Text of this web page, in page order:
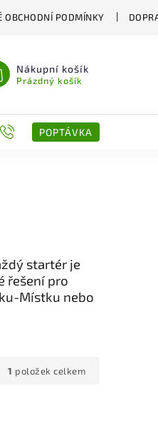
OBCHODNÍ PODMÍNKY
Nákupní košík
Prázdný košík
POPTÁVKA
startér je
řešení pro
Místku nebo
1 položek celkem